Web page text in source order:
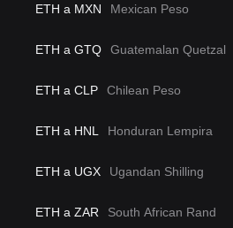
ETH a MXN Mexican Peso
ETH a GTQ Guatemalan Quetzal
ETH a CLP Chilean Peso
ETH a HNL Honduran Lempira
ETH a UGX Ugandan Shilling
ETH a ZAR South African Rand